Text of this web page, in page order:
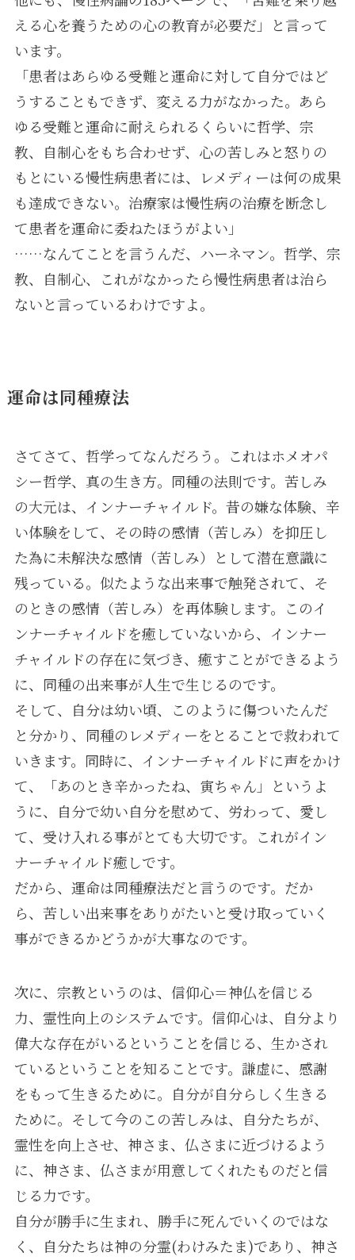
える心を養うための心の教育が必要だ」と言って
います。
「患者はあらゆる受難と運命に対して自分ではど
うすることもできず、変える力がなかった。あら
ゆる受難と運命に耐えられるくらいに哲学、宗
教、自制心をもち合わせず、心の苦しみと怒りの
もとにいる慢性病患者には、レメディーは何の成果
も達成できない。治療家は慢性病の治療を断念し
て患者を運命に委ねたほうがよい」
……なんてことを言うんだ、ハーネマン。哲学、宗
教、自制心、これがなかったら慢性病患者は治ら
ないと言っているわけですよ。
運命は同種療法
さてさて、哲学ってなんだろう。これはホメオパ
シー哲学、真の生き方。同種の法則です。苦しみ
の大元は、インナーチャイルド。昔の嫌な体験、辛
い体験をして、その時の感情（苦しみ）を抑圧し
た為に未解決な感情（苦しみ）として潜在意識に
残っている。似たような出来事で触発されて、そ
のときの感情（苦しみ）を再体験します。このイ
ンナーチャイルドを癒していないから、インナー
チャイルドの存在に気づき、癒すことができるよう
に、同種の出来事が人生で生じるのです。
そして、自分は幼い頃、このように傷ついたんだ
と分かり、同種のレメディーをとることで救われて
いきます。同時に、インナーチャイルドに声をかけ
て、「あのとき辛かったね、寅ちゃん」というよ
うに、自分で幼い自分を慰めて、労わって、愛し
て、受け入れる事がとても大切です。これがイン
ナーチャイルド癒しです。
だから、運命は同種療法だと言うのです。だか
ら、苦しい出来事をありがたいと受け取っていく
事ができるかどうかが大事なのです。
次に、宗教というのは、信仰心＝神仏を信じる
力、霊性向上のシステムです。信仰心は、自分より
偉大な存在がいるということを信じる、生かされ
ているということを知ることです。謙虚に、感謝
をもって生きるために。自分が自分らしく生きる
ために。そして今のこの苦しみは、自分たちが、
霊性を向上させ、神さま、仏さまに近づけるよう
に、神さま、仏さまが用意してくれたものだと信
じる力です。
自分が勝手に生まれ、勝手に死んでいくのではな
く、自分たちは神の分霊(わけみたま)であり、神さ